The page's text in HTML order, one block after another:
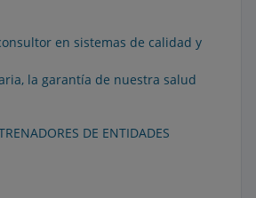
en sistemas de calidad y
la garantía de nuestra salud
DE ENTIDADES